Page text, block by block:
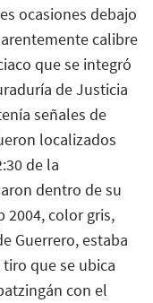
ocasiones debajo
calibre
que se integró
de Justicia
señales de
localizados
de la
dentro de su
2004, color gris,
Guerrero, estaba
que se ubica
con el